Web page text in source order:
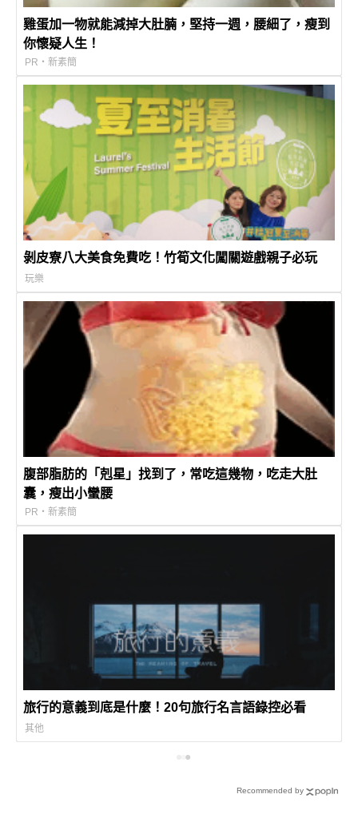
雞蛋加一物就能減掉大肚腩，堅持一週，腰細了，瘦到
你懷疑人生！
PR・新素簡
剝皮寮八大美食免費吃！竹筍文化闖關遊戲親子必玩
玩樂
腹部脂肪的「剋星」找到了，常吃這幾物，吃走大肚
囊，瘦出小蠻腰
PR・新素簡
旅行的意義到底是什麼！20句旅行名言語錄控必看
其他
Recommended by